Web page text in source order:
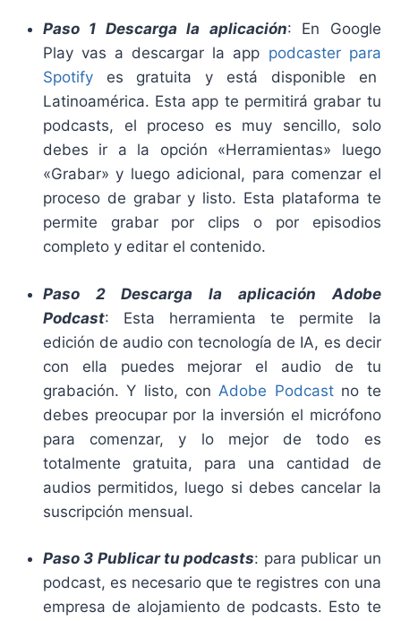
Paso 1 Descarga la aplicación: En Google
Play vas a descargar la app podcaster para
Spotifyes gratuita y está disponible en
Latinoamérica. Esta app te permitirá grabar tu
podcasts, el proceso es muy sencillo, solo
debes ir a la opción «Herramientas» luego
«Grabar» y luego adicional, para comenzar el
proceso de grabar y listo. Esta plataforma te
permite grabar por clips o por episodios
completo y editar el contenido.
Paso 2 Descarga la aplicación Adobe
Podcast: Esta herramienta te permite la
edición de audio con tecnología de IA, es decir
con ella puedes mejorar el audio de tu
grabación. Y listo, con Adobe Podcastno te
debes preocupar por la inversión el micrófono
para comenzar, y lo mejor de todo es
totalmente gratuita, para una cantidad de
audios permitidos, luego si debes cancelar la
suscripción mensual.
Paso 3 Publicar tu podcasts: para publicar un
podcast, es necesario que te registres con una
empresa de alojamiento de podcasts. Esto te